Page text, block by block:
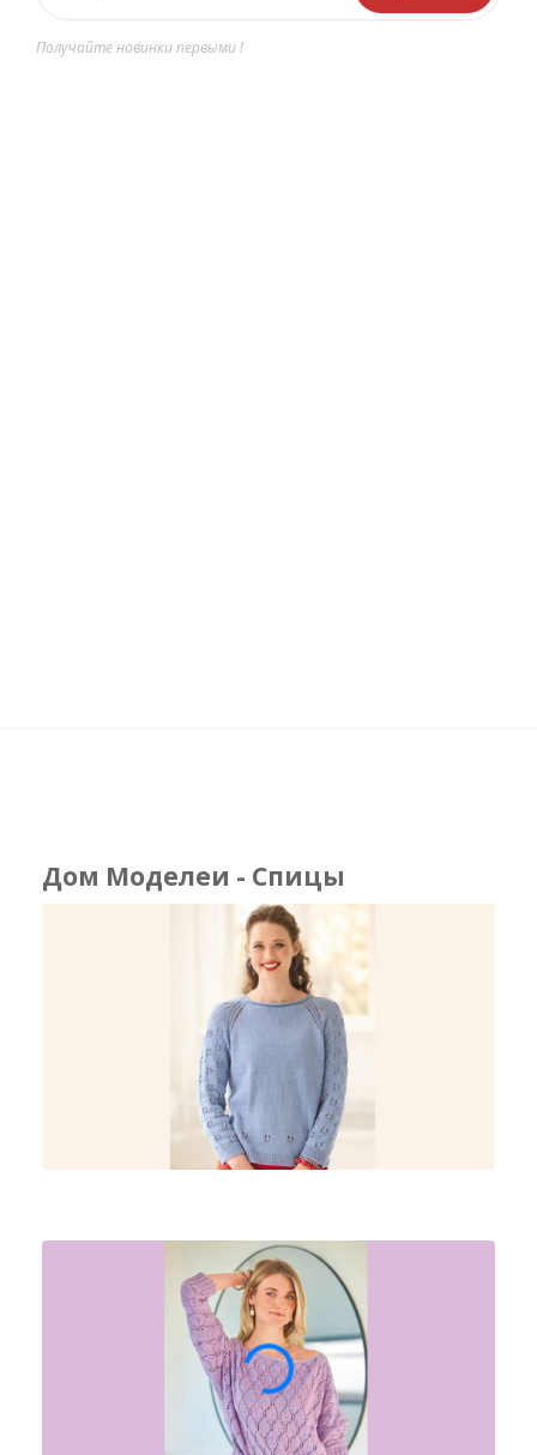
Получайте новинки первыми !
Дом Моделеи - Спицы